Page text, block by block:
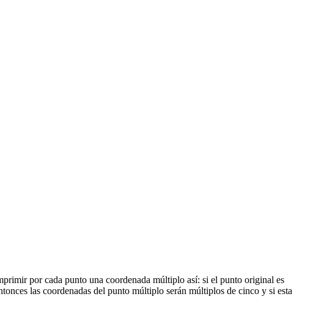
por cada punto una coordenada múltiplo así: si el punto original es
las coordenadas del punto múltiplo serán múltiplos de cinco y si esta